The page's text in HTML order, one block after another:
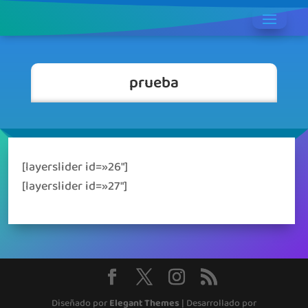
prueba
[layerslider id=»26″]
[layerslider id=»27″]
Diseñado porElegant Themes | Desarrollado por